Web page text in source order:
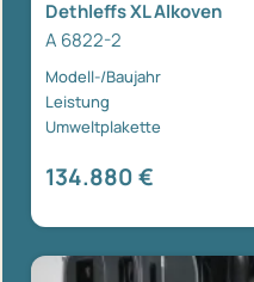
Dethleffs XL Alkoven
A 6822-2
Modell-/Baujahr
Leistung
Umweltplakette
134.880 €